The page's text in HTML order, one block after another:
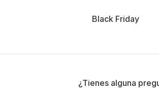
Black Friday
¿Tienes alguna